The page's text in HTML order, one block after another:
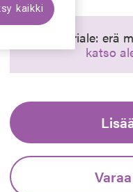
Synttäriale: erä
katso
kaikki